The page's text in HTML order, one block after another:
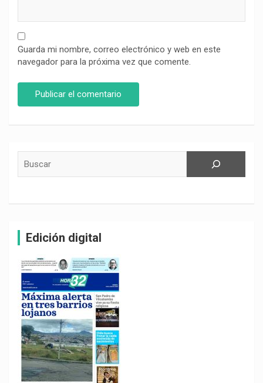
Guarda mi nombre, correo electrónico y web en este
navegador para la próxima vez que comente.
Edición digital